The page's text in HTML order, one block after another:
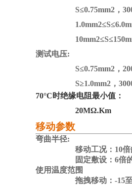
S≤0.75mm2，300/
1.0mm2≤S≤6.0mm2
10mm2≤S≤150mm2
测试电压:
S≤0.75mm2，
S≥1.0mm2，3000V
70°C时绝缘电阻最小值
20MΩ.Km
移动参数
弯曲半径:
移动工况：10倍的
固定敷设：6倍的
使用温度范围
拖拽移动：-15至